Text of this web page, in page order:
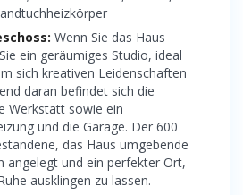
Wenn Sie das Haus
ein geräumiges Studio, ideal
sich kreativen Leidenschaften
daran befindet sich die
Werkstatt sowie ein
und die Garage. Der 600
das Haus umgebende
angelegt und ein perfekter Ort,
ausklingen zu lassen.